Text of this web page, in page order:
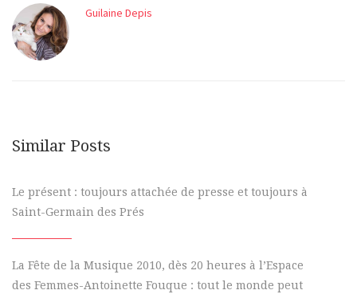
Guilaine Depis
Similar Posts
Le présent : toujours attachée de presse et toujours à
Saint-Germain des Prés
La Fête de la Musique 2010, dès 20 heures à l’Espace
des Femmes-Antoinette Fouque : tout le monde peut